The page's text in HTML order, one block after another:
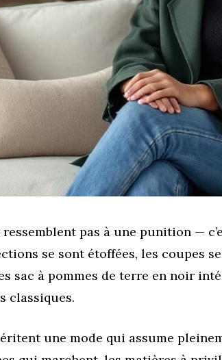
pas à une punition —
se sont étoffées, les coupes
sac à pommes de terre en noir
classiques.
une mode qui assume